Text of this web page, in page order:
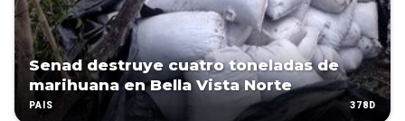
Senad destruye cuatro toneladas de
marihuana en Bella Vista Norte
PAÍS 378D